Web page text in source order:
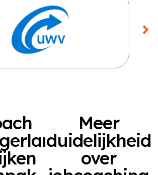
Meer
duidelijkheid
over